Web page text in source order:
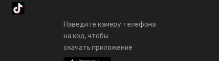
Наведите камеру телефона
на код, чтобы
скачать приложение